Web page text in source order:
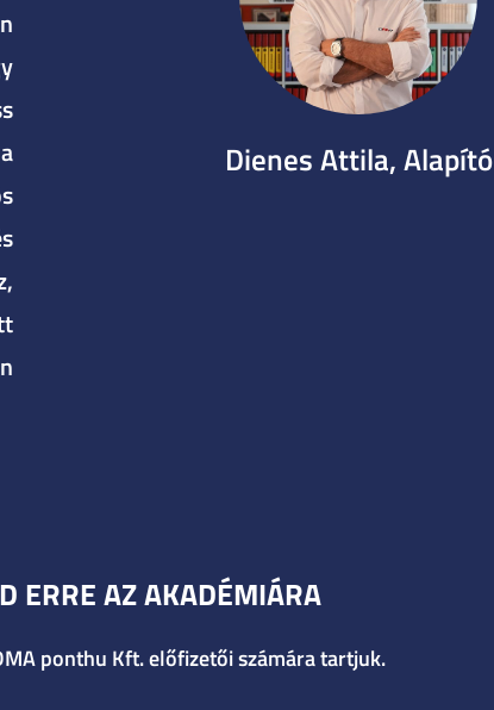
Dienes Attila, Alapító
ERRE AZ AKADÉMIÁRA
ponthu Kft. előfizetői számára tartjuk.